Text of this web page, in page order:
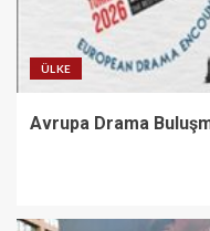
ÜLKE
Avrupa Drama